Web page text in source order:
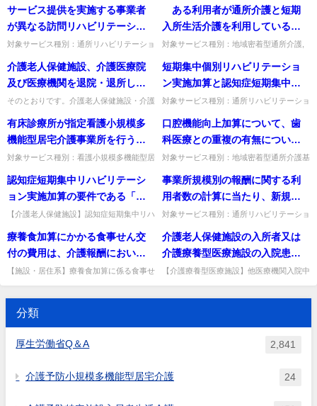
日 老計発第0620001号）厚生
労働省老健局計画課長通知）に
おいて、認知症対応型共同生活
介護事業所の計画作成担当者の
研修未修了に係る減算猶予につ
置終了前）から介護支援専門員
を配置しているものの研修を受
けていない場合であっても、今
後の研修修了見込みがあれば減
算対象とならないと考えてよい
等状況一覧表の「ＡＤＬ維持等
加算〔申出〕の有無」が「２
あり」、「ＡＤＬ維持等加算
Ⅲ」が「２ あり」という記載
することで良いか。
型通所介護,認知症対応型通所介護,地域密
着型特定施設入居者生活...
介護,介護予防訪問入浴介護,訪問入浴介護,
介護予防特定施設入居者...
サービス提供を実施する事業者
が異なる訪問リハビリテーショ
ンと通所リハビリテーションの
利用者がおり、それぞれの事業
所がリハビリテーションマネジ
メント加算(Ａ)又は(Ｂ)を取得し
ている場合、リハビリテーショ
ン会議を通じてリハビリテーシ
ョン計画を作成する必要がある
が、当該リハビリテーション会
議を合同で開催することは可能
対象サービス種別：通所リハビリテーショ
ンマネジメント加算」質問サービス提供を
実施する事業者が異なる訪問...
ある利用者が通所介護と短期
入所生活介護を利用している場
合、それぞれの事業所が個別機
能訓練加算を算定するには、居
宅訪問は別々に行う必要がある
対象サービス種別：地域密着型通所介護,
介護報酬「個別機能訓練加算について」質
問 ある利用者が通所介護...
介護老人保健施設、介護医療院
及び医療機関を退院・退所した
日に訪問看護療養費を算定でき
るのは、特別管理加算の対象状
態の利用者のほか、主治の医師
が退院・退所した日に訪問看護
が必要と認めた場合でよいか。
そのとおりです。介護老人保健施設・介護
問看護は、特別管理加算の対象状態の利用
者のほか、主治の医師が退院...
短期集中個別リハビリテーショ
ン実施加算と認知症短期集中リ
ハビリテーション実施加算(Ⅰ)・
(Ⅱ)を３ケ月実施した後に、利用
者の同意を得て、生活行為の内
容の向上を目標としたリハビリ
テーションが必要であると判断
された場合、生活行為向上リハ
ビリテーション実施加算に移行
することができるのか。
対象サービス種別：通所リハビリテーショ
ビリテーション実施加算」質問短期集中個
別リハビリテーション実施加...
有床診療所が指定看護小規模多
機能型居宅介護事業所を行う場
合について、有床診療所の病床
を宿泊室として届出できること
となっており、当該病床のうち
１病床以上は看護小規模多機能
型居宅介護サービス利用者の専
用のものとして確保しておくこ
ととされているが、当該サービ
スの利用者がいない場合であっ
ても、常時、宿泊室の確保が必
対象サービス種別：看護小規模多機能型居
床診療所が指定看護小規模多機能型居宅介
護事業所を行う場合について...
口腔機能向上加算について、歯
科医療との重複の有無について
は、歯科医療機関又は事業所の
いずれにおいて判断するのか。
対象サービス種別：地域密着型通所介護基
問口腔機能向上加算について、歯科医療と
の重複の有無については、歯...
認知症短期集中リハビリテーシ
ョン実施加算の要件である「認
知症に対するリハビリテーショ
ンに関わる専門的な研修を終了
した医師」の研修とは具体的に
【介護老人保健施設】認知症短期集中リハ
研修とは具体的に何か。認知症の診断・治
療・リハの実践方法を含む研...
事業所規模別の報酬に関する利
用者数の計算に当たり、新規に
要介護認定を申請中の者が暫定
ケアプランによりサービス提供
を受けている場合は含まれるの
対象サービス種別：通所リハビリテーショ
質問事業所規模別の報酬に関する利用者数
の計算に当たり、新規に要介...
療養食加算にかかる食事せん交
付の費用は、介護報酬において
評価されていると解してよい
か。
【施設・居住系】療養食加算に係る食事せ
月改定Q&A追補版（vo...
介護老人保健施設の入所者又は
介護療養型医療施設の入院患者
が他の医療機関に治療等のため
入院する際、病床を引き続き確
及び補足給付の取扱い如何。
【介護療養型医療施設】他医療機関入院中
分類
厚生労働省Q＆A 2,841
介護予防小規模多機能型居宅介護 24